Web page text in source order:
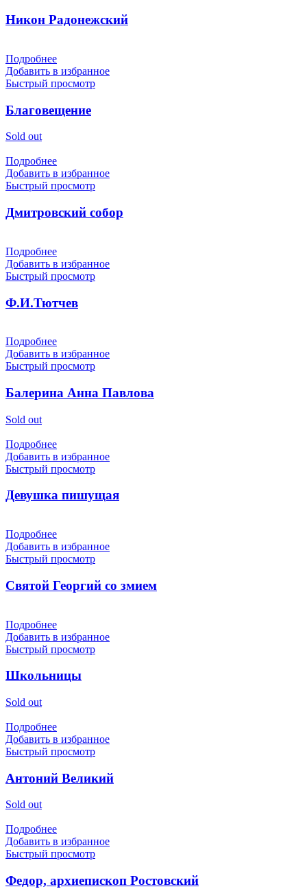
Никон Радонежский
Подробнее
Добавить в избранное
Быстрый просмотр
Благовещение
Sold out
Подробнее
Добавить в избранное
Быстрый просмотр
Дмитровский собор
Подробнее
Добавить в избранное
Быстрый просмотр
Ф.И.Тютчев
Подробнее
Добавить в избранное
Быстрый просмотр
Балерина Анна Павлова
Sold out
Подробнее
Добавить в избранное
Быстрый просмотр
Девушка пишущая
Подробнее
Добавить в избранное
Быстрый просмотр
Святой Георгий со змием
Подробнее
Добавить в избранное
Быстрый просмотр
Школьницы
Sold out
Подробнее
Добавить в избранное
Быстрый просмотр
Антоний Великий
Sold out
Подробнее
Добавить в избранное
Быстрый просмотр
Федор, архиепископ Ростовский